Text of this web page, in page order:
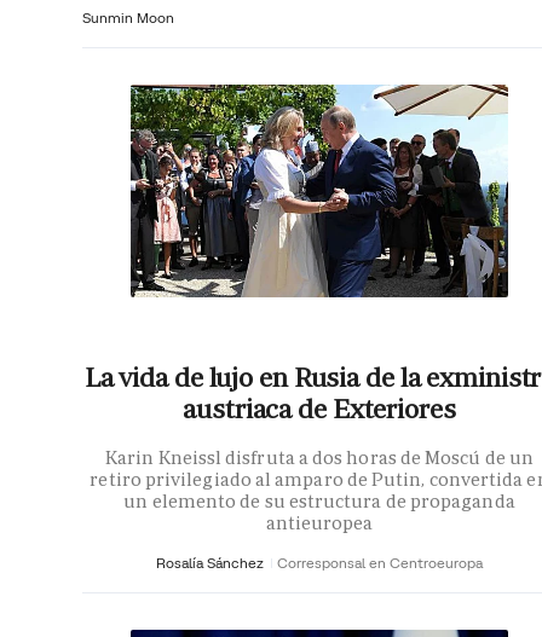
Sunmin Moon
La vida de lujo en Rusia de la
austriaca de Exteriores
Karin Kneissl disfruta a dos horas de Moscú de un
retiro privilegiado al amparo de Putin, convertida
un elemento de su estructura de propaganda
antieuropea
Rosalía Sánchez Corresponsal en Centroeuropa